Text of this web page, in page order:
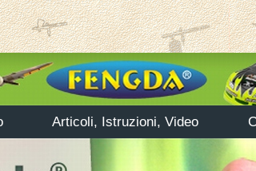
Articoli, Istruzioni, Video